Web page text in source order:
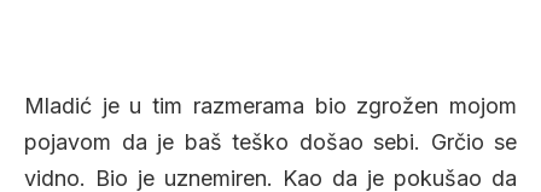
Mladić je u tim razmerama bio zgrožen mojom
pojavom da je baš teško došao sebi. Grčio se
vidno. Bio je uznemiren. Kao da je pokušao da